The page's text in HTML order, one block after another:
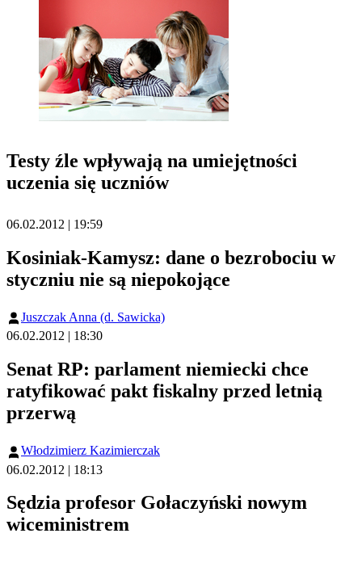
Testy źle wpływają na umiejętności
uczenia się uczniów
06.02.2012 | 19:59
Kosiniak-Kamysz: dane o bezrobociu w
styczniu nie są niepokojące
Juszczak Anna (d. Sawicka)
06.02.2012 | 18:30
Senat RP: parlament niemiecki chce
ratyfikować pakt fiskalny przed letnią
przerwą
Włodzimierz Kazimierczak
06.02.2012 | 18:13
Sędzia profesor Gołaczyński nowym
wiceministrem